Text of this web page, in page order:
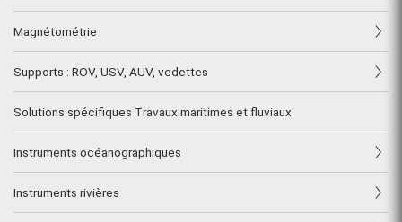
Magnétométrie
Supports : ROV, USV, AUV, vedettes
Solutions spécifiques Travaux maritimes et fluviaux
Instruments océanographiques
Instruments rivières